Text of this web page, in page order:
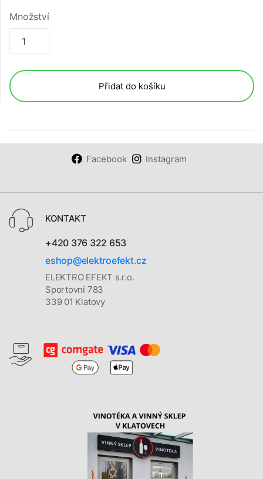
Množství
Přidat do košíku
Facebook Instagram
KONTAKT
+420 376 322 653
eshop@elektroefekt.cz
ELEKTRO EFEKT s.r.o.
Sportovní 783
339 01 Klatovy